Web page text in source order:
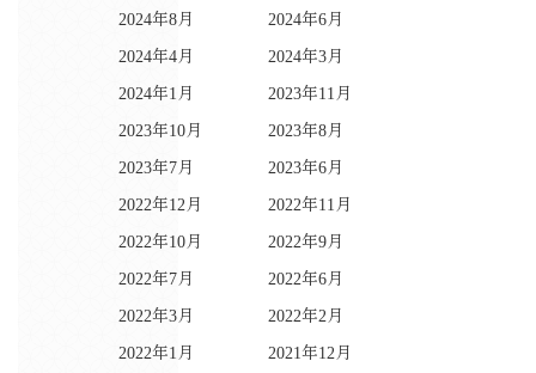
2024年8月 2024年6月
2024年4月 2024年3月
2024年1月 2023年11月
2023年10月 2023年8月
2023年7月 2023年6月
2022年12月 2022年11月
2022年10月 2022年9月
2022年7月 2022年6月
2022年3月 2022年2月
2022年1月 2021年12月